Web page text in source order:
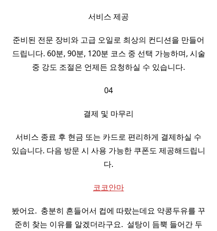
서비스 제공
준비된 전문 장비와 고급 오일로 최상의 컨디션을 만들어
드립니다. 60분, 90분, 120분 코스 중 선택 가능하며, 시술
중 강도 조절은 언제든 요청하실 수 있습니다.
04
결제 및 마무리
서비스 종료 후 현금 또는 카드로 편리하게 결제하실 수
있습니다. 다음 방문 시 사용 가능한 쿠폰도 제공해드립니
다.
코코안마
봤어요. ​ 충분히 흔들어서 컵에 따랐는데요 약콩두유를 꾸
준히 찾는 이유를 알겠더라구요. ​ 설탕이 듬뿍 들어간 두